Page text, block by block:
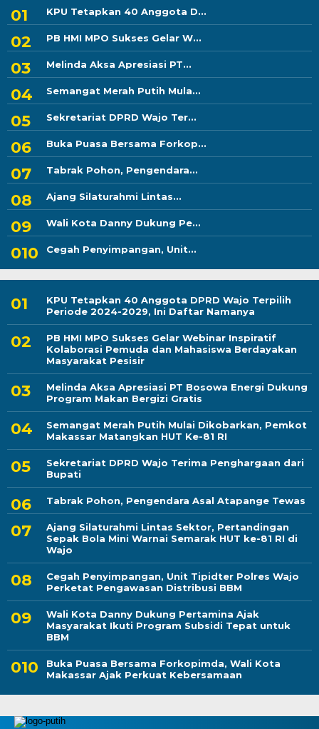
KPU Tetapkan 40 Anggota D...
PB HMI MPO Sukses Gelar W...
Melinda Aksa Apresiasi PT...
Semangat Merah Putih Mula...
Sekretariat DPRD Wajo Ter...
Buka Puasa Bersama Forkop...
Tabrak Pohon, Pengendara...
Ajang Silaturahmi Lintas...
Wali Kota Danny Dukung Pe...
Cegah Penyimpangan, Unit...
KPU Tetapkan 40 Anggota DPRD Wajo Terpilih
Periode 2024-2029, Ini Daftar Namanya
PB HMI MPO Sukses Gelar Webinar Inspiratif
Kolaborasi Pemuda dan Mahasiswa Berdayakan
Masyarakat Pesisir
Melinda Aksa Apresiasi PT Bosowa Energi Dukung
Program Makan Bergizi Gratis
Semangat Merah Putih Mulai Dikobarkan, Pemkot
Makassar Matangkan HUT Ke-81 RI
Sekretariat DPRD Wajo Terima Penghargaan dari
Bupati
Tabrak Pohon, Pengendara Asal Atapange Tewas
Ajang Silaturahmi Lintas Sektor, Pertandingan
Sepak Bola Mini Warnai Semarak HUT ke-81 RI di
Wajo
Cegah Penyimpangan, Unit Tipidter Polres Wajo
Perketat Pengawasan Distribusi BBM
Wali Kota Danny Dukung Pertamina Ajak
Masyarakat Ikuti Program Subsidi Tepat untuk
BBM
Buka Puasa Bersama Forkopimda, Wali Kota
Makassar Ajak Perkuat Kebersamaan